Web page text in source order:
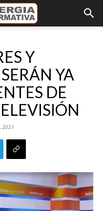
Y
YA
DE